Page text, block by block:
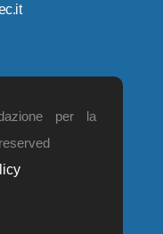
per la